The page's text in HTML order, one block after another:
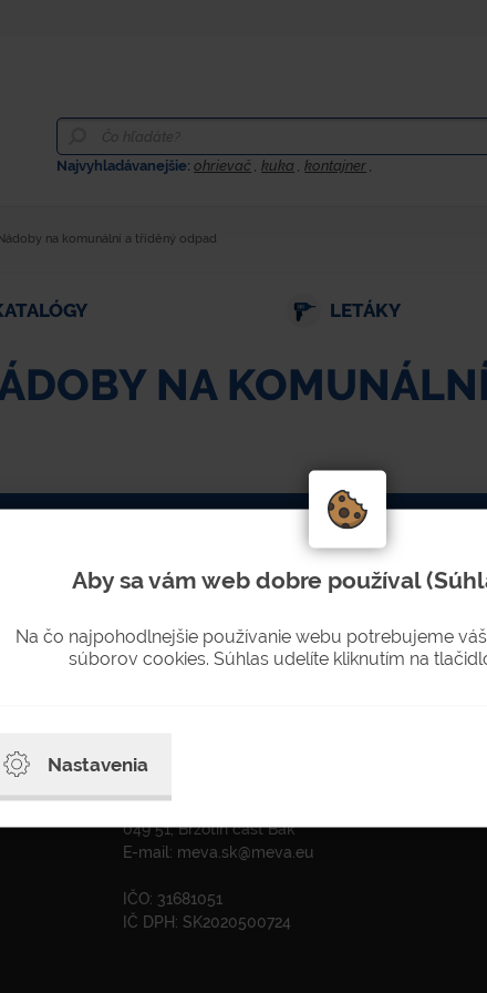
Najvyhladávanejšie:ohrievač ,kuka ,kontajner ,
na komunální a tříděný odpad
LETÁKY
NA
NEWSLETTERU Nenechajte si újsť novinky
osobných údajov pre zasielanie newsletterov
ADRESA
Krátka 574
049 51, Brzotín časť Bak
E-mail: meva.sk@meva.eu
IČO: 31681051
IČ DPH: SK2020500724
Aby sa vám web dobre používal
Na čo najpohodlnejšie používanie webu potrebujeme
súborov cookies. Súhlas udelíte kliknutím na
Nastavenia